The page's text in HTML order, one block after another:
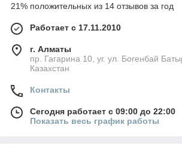
21% положительных из 14 отзывов за год
Работает с 17.11.2010
г. Алматы
пр. Гагарина 10, уг. ул. Богенбай
Казахстан
Контакты
Сегодня работает с 09:00 до 22:00
Показать весь график работы